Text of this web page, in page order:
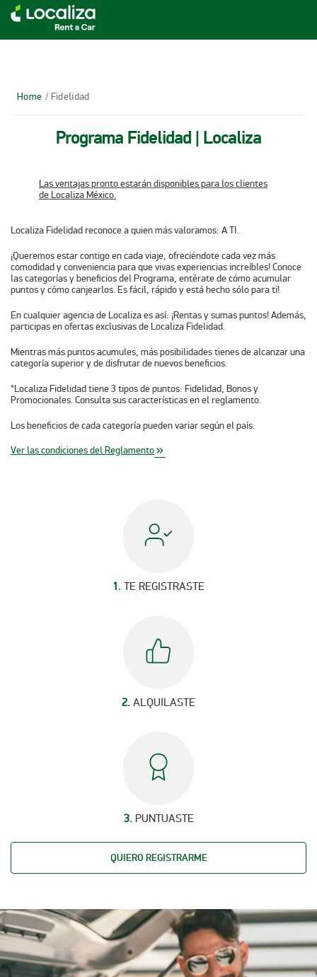
RENTA DE AUTOS LOCALIZA
Home / Fidelidad
Programa Fidelidad | Localiza
Las ventajas pronto estarán disponibles para los clientes
de Localiza México.
Localiza Fidelidad reconoce a quien más valoramos: A TI.
¡Queremos estar contigo en cada viaje, ofreciéndote cada vez más
comodidad y conveniencia para que vivas experiencias increíbles! Conoce
las categorías y beneficios del Programa, entérate de cómo acumular
puntos y cómo canjearlos. Es fácil, rápido y está hecho sólo para ti!
En cualquier agencia de Localiza es así: ¡Rentas y sumas puntos! Además,
participas en ofertas exclusivas de Localiza Fidelidad.
Mientras más puntos acumules, más posibilidades tienes de alcanzar una
categoría superior y de disfrutar de nuevos beneficios.
*Localiza Fidelidad tiene 3 tipos de puntos: Fidelidad, Bonos y
Promocionales. Consulta sus características en el reglamento.
Los beneficios de cada categoría pueden variar según el país.
Ver las condiciones del Reglamentokeyboard_double_arrow_right
1. TE REGISTRASTE
2. ALQUILASTE
3. PUNTUASTE
QUIERO REGISTRARME